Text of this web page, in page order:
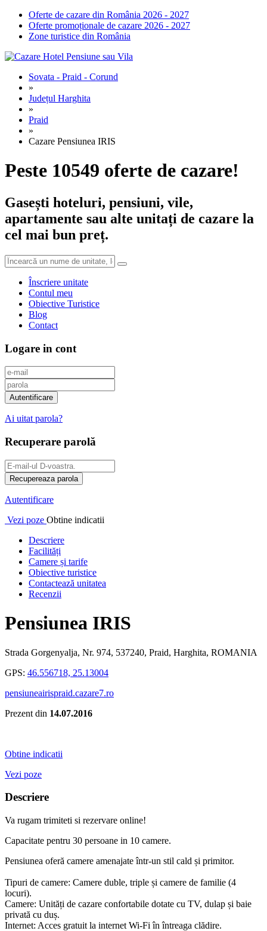
Oferte de cazare din România 2026 - 2027
Oferte promoționale de cazare 2026 - 2027
Zone turistice din România
Sovata - Praid - Corund
»
Județul Harghita
»
Praid
»
Cazare Pensiunea IRIS
Peste 10549 oferte de cazare!
Gasești hoteluri, pensiuni, vile,
apartamente sau alte unitați de cazare la
cel mai bun preț.
Înscriere unitate
Contul meu
Obiective Turistice
Blog
Contact
Logare in cont
Ai uitat parola?
Recuperare parolă
Autentificare
Vezi poze Obtine indicatii
Descriere
Facilități
Camere și tarife
Obiective turistice
Contactează unitatea
Recenzii
Pensiunea IRIS
Strada Gorgenyalja, Nr. 974, 537240, Praid, Harghita, ROMANIA
GPS: 46.556718, 25.13004
pensiuneairispraid.cazare7.ro
Prezent din 14.07.2016
Obtine indicatii
Vezi poze
Descriere
Va rugam trimiteti si rezervare online!
Capacitate pentru 30 persoane in 10 camere.
Pensiunea oferă camere amenajate într-un stil cald și primitor.
Tipuri de camere: Camere duble, triple și camere de familie (4
locuri).
Camere: Unități de cazare confortabile dotate cu TV, dulap și baie
privată cu duș.
Internet: Acces gratuit la internet Wi-Fi în întreaga clădire.